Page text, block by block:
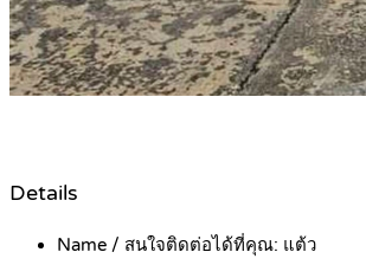
Details
Name / สนใจติดต่อได้ที่คุณ: แต้ว